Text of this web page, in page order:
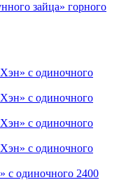
зайца» горного
одиночного 2400